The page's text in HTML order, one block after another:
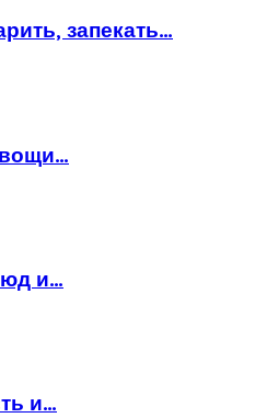
запекать…
и…
и…